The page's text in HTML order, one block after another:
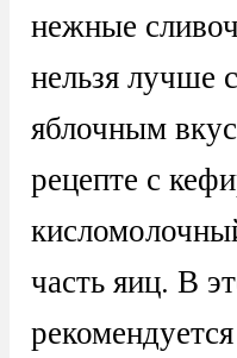
нежные
нельзя лучше
яблочным
рецепте с
часть яиц. В